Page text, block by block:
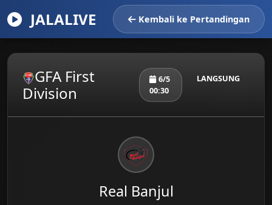
JALALIVE Kembali ke Pertandingan
GFA First
Division
6/5
00:30
LANGSUNG
Real Banjul